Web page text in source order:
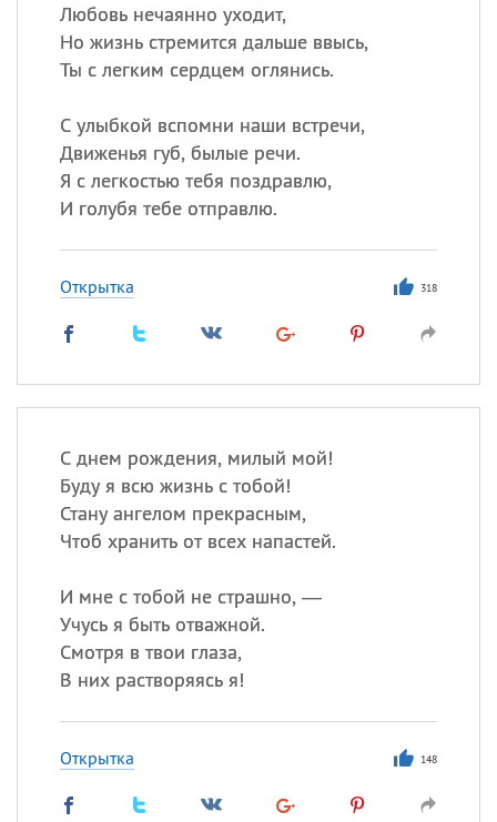
Любовь нечаянно уходит,
Но жизнь стремится дальше ввысь,
Ты с легким сердцем оглянись.
С улыбкой вспомни наши встречи,
Движенья губ, былые речи.
Я с легкостью тебя поздравлю,
И голубя тебе отправлю.
Открытка 318
С днем рождения, милый мой!
Буду я всю жизнь с тобой!
Стану ангелом прекрасным,
Чтоб хранить от всех напастей.
И мне с тобой не страшно, —
Учусь я быть отважной.
Смотря в твои глаза,
В них растворяясь я!
Открытка 148